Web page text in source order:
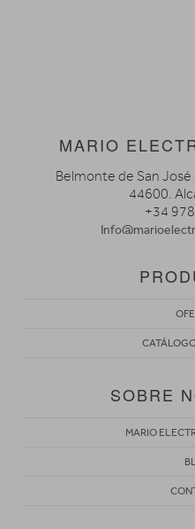
MARIO
Belmonte de San José
44600.
+34
SOBRE
MARIO